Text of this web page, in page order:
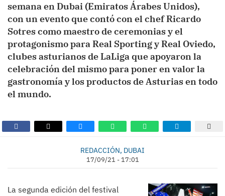
semana en Dubai (Emiratos Árabes Unidos),
con un evento que contó con el chef Ricardo
Sotres como maestro de ceremonias y el
protagonismo para Real Sporting y Real Oviedo,
clubes asturianos de LaLiga que apoyaron la
celebración del mismo para poner en valor la
gastronomía y los productos de Asturias en todo
el mundo.
REDACCIÓN, DUBAI
17/09/21 - 17:01
La segunda edición del festival